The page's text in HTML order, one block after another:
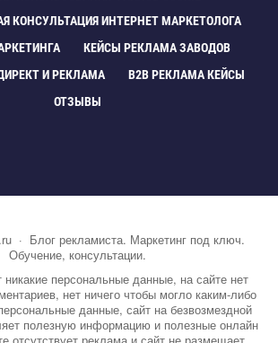
КОНСУЛЬТАЦИЯ ИНТЕРНЕТ МАРКЕТОЛОГА
КЕЙСЫ РЕКЛАМА ЗАВОДО
И РЕКЛАМА
B2B РЕКЛАМА КЕЙСЫ
ОТЗЫВЫ
· Блог рекламиста. Маркетинг под ключ.
Обучение, консультации.
никакие персональные данные, на сайте нет
нет ничего чтобы могло каким-либо
данные, сайт на безвозмездной
полезную информацию и полезные онлайн